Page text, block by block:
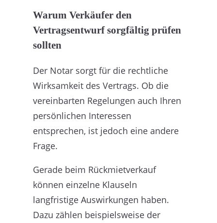
Warum Verkäufer den
Vertragsentwurf sorgfältig prüfen
sollten
Der Notar sorgt für die rechtliche
Wirksamkeit des Vertrags. Ob die
vereinbarten Regelungen auch Ihren
persönlichen Interessen
entsprechen, ist jedoch eine andere
Frage.
Gerade beim Rückmietverkauf
können einzelne Klauseln
langfristige Auswirkungen haben.
Dazu zählen beispielsweise der